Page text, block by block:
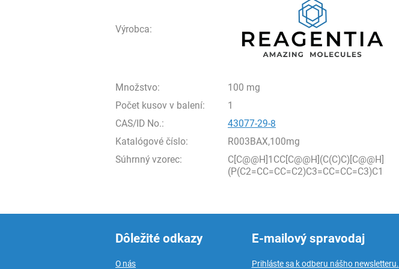
Výrobca:
Množstvo:
100 mg
Počet kusov v balení:
1
CAS/ID No.:
43077-29-8
Katalógové číslo:
R003BAX,100mg
Súhrnný vzorec:
C[C@@H]1CC[C@@H](C(C)C)[C@@H]
(P(C2=CC=CC=C2)C3=CC=CC=C3)C1
Dôležité odkazy
O nás
E-mailový spravodaj
Prihláste sa k odberu nášho newsletteru.